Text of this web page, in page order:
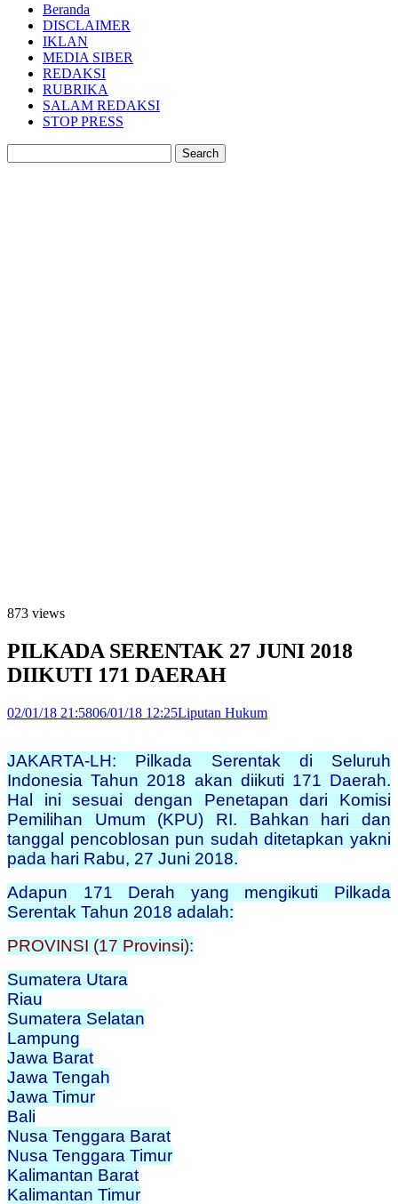
Beranda
DISCLAIMER
IKLAN
MEDIA SIBER
REDAKSI
RUBRIKA
SALAM REDAKSI
STOP PRESS
873 views
PILKADA SERENTAK 27 JUNI 2018
DIIKUTI 171 DAERAH
02/01/18 21:5806/01/18 12:25Liputan Hukum
JAKARTA-LH: Pilkada Serentak di Seluruh
Indonesia Tahun 2018 akan diikuti 171 Daerah.
Hal ini sesuai dengan Penetapan dari Komisi
Pemilihan Umum (KPU) RI. Bahkan hari dan
tanggal pencoblosan pun sudah ditetapkan yakni
pada hari Rabu, 27 Juni 2018.
Adapun 171 Derah yang mengikuti Pilkada
Serentak Tahun 2018 adalah:
PROVINSI (17 Provinsi):
Sumatera Utara
Riau
Sumatera Selatan
Lampung
Jawa Barat
Jawa Tengah
Jawa Timur
Bali
Nusa Tenggara Barat
Nusa Tenggara Timur
Kalimantan Barat
Kalimantan Timur